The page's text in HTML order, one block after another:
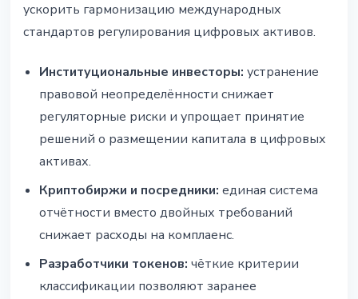
ускорить гармонизацию международных
стандартов регулирования цифровых активов.
Институциональные инвесторы: устранение
правовой неопределённости снижает
регуляторные риски и упрощает принятие
решений о размещении капитала в цифровых
активах.
Криптобиржи и посредники: единая система
отчётности вместо двойных требований
снижает расходы на комплаенс.
Разработчики токенов: чёткие критерии
классификации позволяют заранее